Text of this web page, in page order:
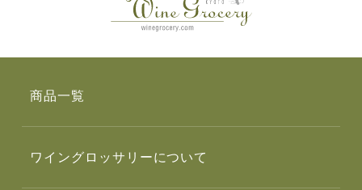
商品一覧
ワイングロッサリーについて